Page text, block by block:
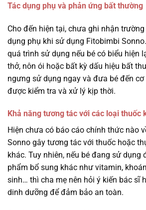
Tác dụng phụ và phản ứng bất thường
Cho đến hiện tại, chưa ghi nhận
dụng phụ khi sử dụng Fitobimbi
quá trình sử dụng nếu bé có biểu hiện
thở, nôn ói hoặc bất kỳ dấu hiệu bất
ngưng sử dụng ngay và đưa bé đến
được kiểm tra và xử lý kịp thời.
Khả năng tương tác với các loại thuốc
Hiện chưa có báo cáo chính thức nào
Sonno gây tương tác với thuốc hoặc
khác. Tuy nhiên, nếu bé đang sử dụng
phẩm bổ sung khác như vitamin,
sinh… thì cha mẹ nên hỏi ý kiến bác sĩ
dinh dưỡng để đảm bảo an toàn.